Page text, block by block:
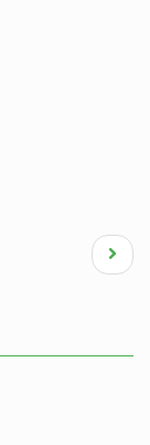
Next
page